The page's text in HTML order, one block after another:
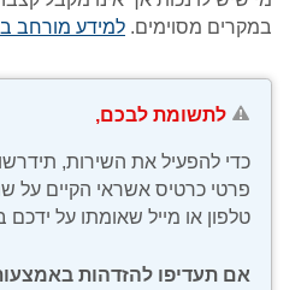
במקרים מסוימים. למידע מורחב
לתשומת לבכם,
כדי להפעיל את השירות,
פרטי כרטיס אשראי הקיים על
טלפון או מייל שאומתו על ידכם
אם תעדיפו להזדהות